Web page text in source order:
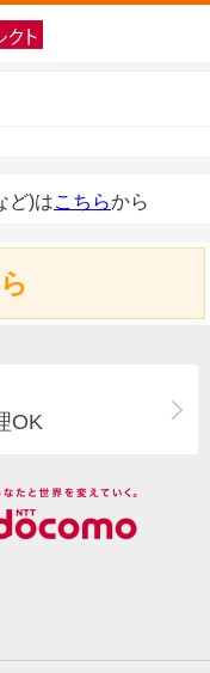
ど)はこちらから
OK